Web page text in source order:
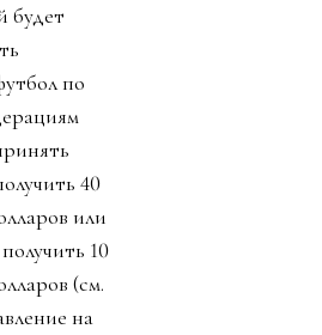
будет
по
40
или
10
(см.
на